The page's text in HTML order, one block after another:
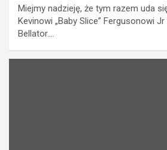
Miejmy nadzieję, że tym razem uda
Kevinowi „Baby Slice” Fergusonowi
Bellator.…